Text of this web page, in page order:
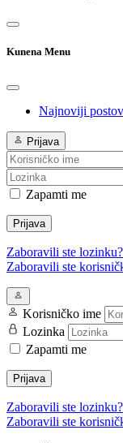
Kunena Menu
Najnoviji
Prijava
Zapamti me
Prijava
Zaboravili ste lozinku?
Zaboravili ste
Korisničko ime
Lozinka
Zapamti me
Prijava
Zaboravili ste lozinku?
Zaboravili ste